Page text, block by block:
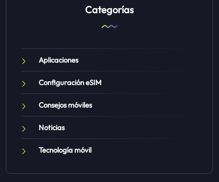
Categorías
Aplicaciones
Configuración eSIM
Consejos móviles
Noticias
Tecnología móvil